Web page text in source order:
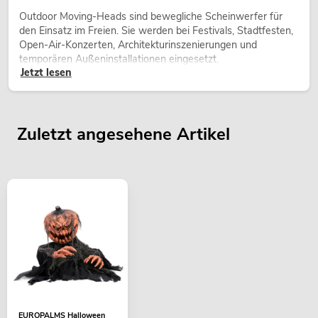
Outdoor Moving-Heads sind bewegliche Scheinwerfer für
den Einsatz im Freien. Sie werden bei Festivals, Stadtfesten,
Open-Air-Konzerten, Architekturinszenierungen und
temporären Außeninstallationen eingesetzt.
Jetzt lesen
Zuletzt angesehene Artikel
EUROPALMS Halloween